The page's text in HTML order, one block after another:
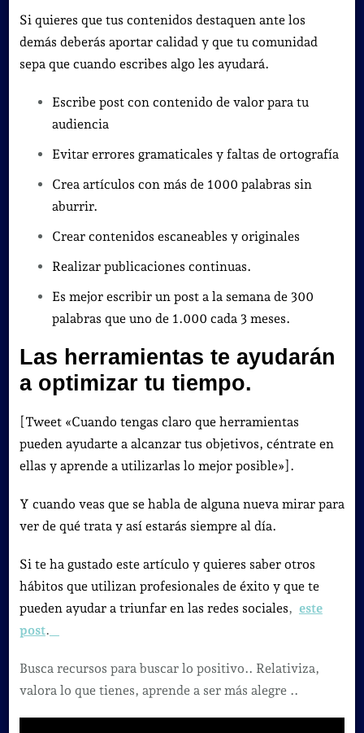
Si quieres que tus contenidos destaquen ante los
demás deberás aportar calidad y que tu comunidad
sepa que cuando escribes algo les ayudará.
Escribe post con contenido de valor para tu
audiencia
Evitar errores gramaticales y faltas de ortografía
Crea artículos con más de 1000 palabras sin
aburrir.
Crear contenidos escaneables y originales
Realizar publicaciones continuas.
Es mejor escribir un post a la semana de 300
palabras que uno de 1.000 cada 3 meses.
Las herramientas te ayudarán
a optimizar tu tiempo.
[Tweet «Cuando tengas claro que herramientas
pueden ayudarte a alcanzar tus objetivos, céntrate en
ellas y aprende a utilizarlas lo mejor posible»].
Y cuando veas que se habla de alguna nueva mirar para
ver de qué trata y así estarás siempre al día.
Si te ha gustado este artículo y quieres saber otros
hábitos que utilizan profesionales de éxito y que te
pueden ayudar a triunfar en las redes sociales, este
post.
Busca recursos para buscar lo positivo.. Relativiza,
valora lo que tienes, aprende a ser más alegre ..